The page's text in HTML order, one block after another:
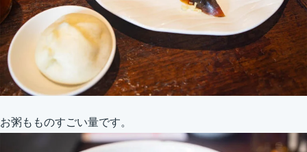
お粥もものすごい量です。